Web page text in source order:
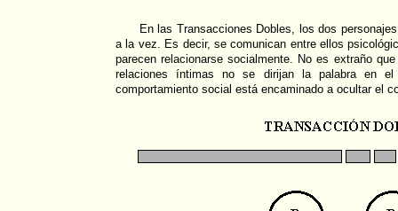
En las Transacciones Dobles, los dos
a la vez. Es decir, se comunican entre ellos
parecen relacionarse socialmente. No es extraño
relaciones íntimas no se dirijan la palabra en
comportamiento social está encaminado a ocultar el